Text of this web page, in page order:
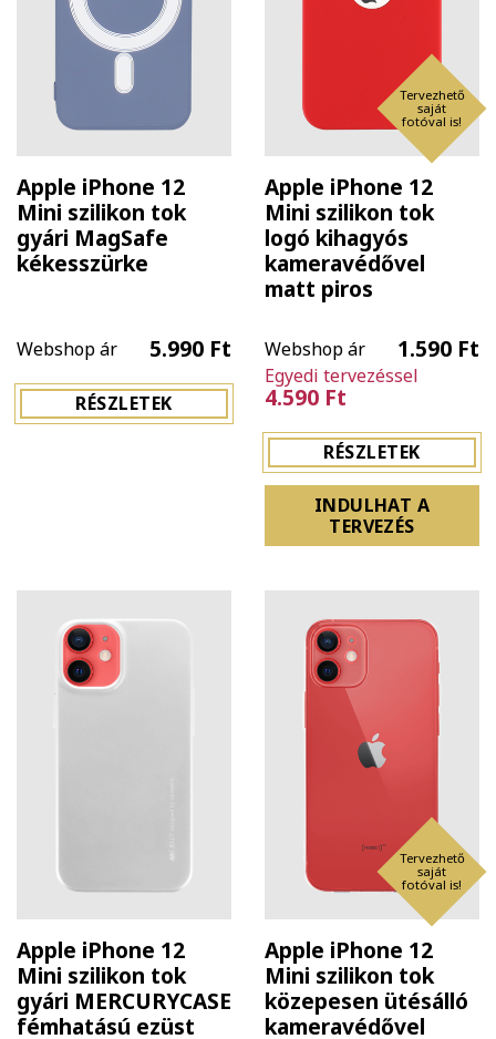
Apple iPhone 12
Mini szilikon tok
gyári MagSafe
kékesszürke
Webshop ár 5.990 Ft
RÉSZLETEK
Tervezhető
saját
fotóval is!
Apple iPhone 12
Mini szilikon tok
logó kihagyós
kameravédővel
matt piros
Webshop ár 1.590 Ft
Egyedi tervezéssel
4.590 Ft
RÉSZLETEK
INDULHAT A
TERVEZÉS
Apple iPhone 12
Mini szilikon tok
gyári MERCURYCASE
fémhatású ezüst
Tervezhető
saját
fotóval is!
Apple iPhone 12
Mini szilikon tok
közepesen ütésálló
kameravédővel